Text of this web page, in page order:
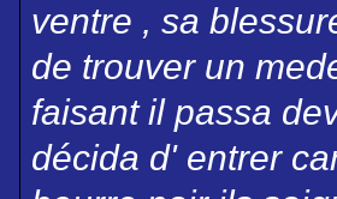
ventre , sa
de trouver un
faisant il passa
décida d' entrer